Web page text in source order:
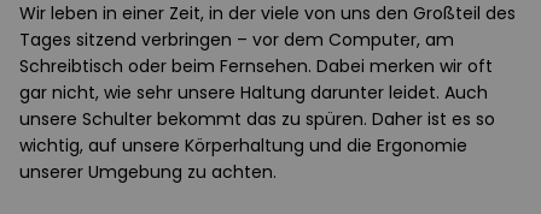
Wir leben in einer Zeit, in der viele von uns den Großteil des
Tages sitzend verbringen – vor dem Computer, am
Schreibtisch oder beim Fernsehen. Dabei merken wir oft
gar nicht, wie sehr unsere Haltung darunter leidet. Auch
unsere Schulter bekommt das zu spüren. Daher ist es so
wichtig, auf unsere Körperhaltung und die Ergonomie
unserer Umgebung zu achten.